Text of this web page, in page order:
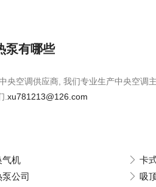
泵有哪些
央空调供应商, 我们专业生产中央空调
. xu781213@126.com
气机 卡
公司
吸